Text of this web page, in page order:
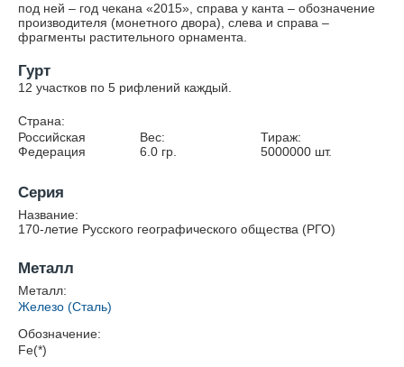
под ней – год чекана «2015», справа у канта – обозначение
производителя (монетного двора), слева и справа –
фрагменты растительного орнамента.
Гурт
12 участков по 5 рифлений каждый.
Страна:
Российская
Федерация
Вес:
6.0гр.
Тираж:
5000000 шт.
Серия
Название:
170-летие Русского географического общества (РГО)
Металл
Металл:
Железо (Сталь)
Обозначение:
Fe(*)